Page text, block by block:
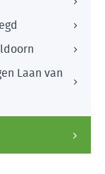
Laan van